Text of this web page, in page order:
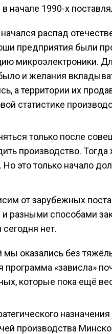
начале 1990-х
распад
предприятия были
микроэлектроники.
и желания
а территории их
статистике
только после
производство.
это только начало
от зарубежных
разными способами
нет.
оказались без
программа «зависла»
которые пока ещё
производства